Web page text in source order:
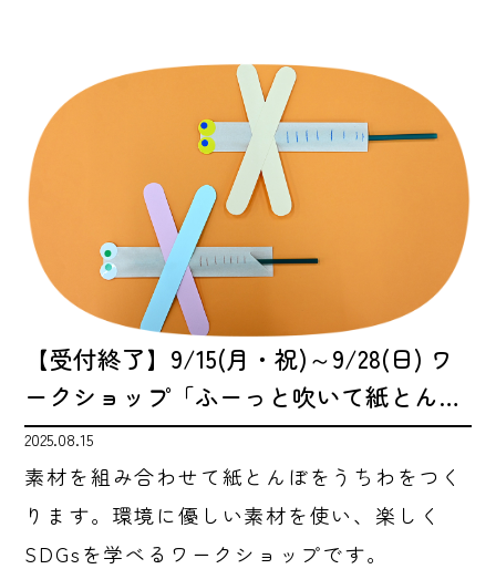
【受付終了】9/15(月・祝)～9/28(日) ワ
ークショップ「ふーっと吹いて紙とん…
2025.08.15
素材を組み合わせて紙とんぼをうちわをつく
ります。環境に優しい素材を使い、楽しく
SDGsを学べるワークショップです。